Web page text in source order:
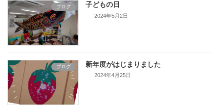
ブログ 子どもの日
2024年5月2日
ブログ 新年度がはじまりました
2024年4月25日